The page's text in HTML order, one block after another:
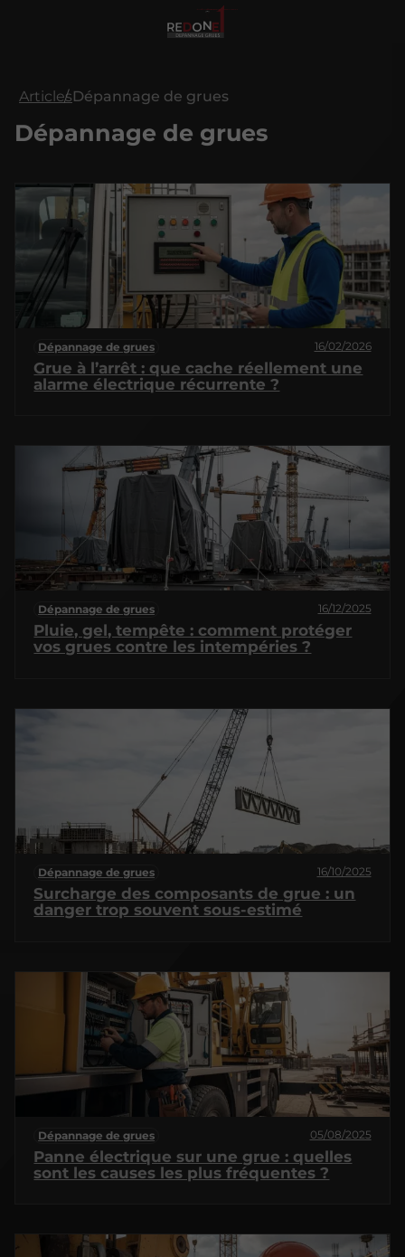
ArticlesDépannage de grues
Dépannage de grues
Dépannage de grues 16/02/2026
Grue à l’arrêt : que cache réellement une
alarme électrique récurrente ?
Dépannage de grues 16/12/2025
Pluie, gel, tempête : comment protéger
vos grues contre les intempéries ?
Dépannage de grues 16/10/2025
Surcharge des composants de grue : un
danger trop souvent sous-estimé
Dépannage de grues 05/08/2025
Panne électrique sur une grue : quelles
sont les causes les plus fréquentes ?